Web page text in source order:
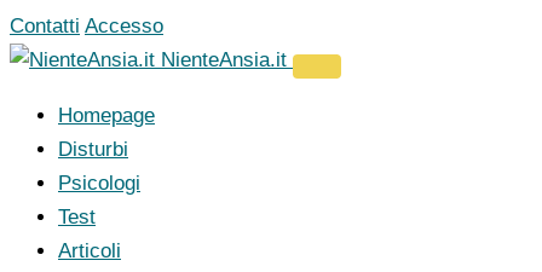
Vai
al
Contatti Accesso
NienteAnsia.it
Homepage
Disturbi
Psicologi
Test
Articoli